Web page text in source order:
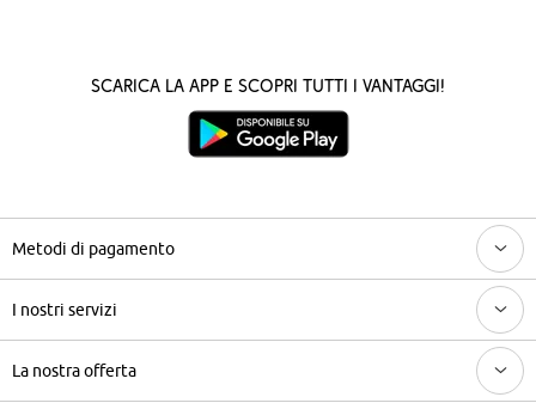
Scarica la App e scopri tutti i vantaggi!
Metodi di pagamento
I nostri servizi
La nostra offerta